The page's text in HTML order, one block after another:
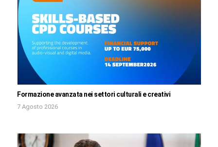
Formazione avanzata nei settori culturali e creativi
7 Agosto 2026